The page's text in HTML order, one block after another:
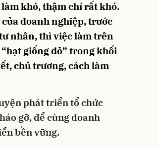
khó, thậm chí rất khó.
doanh nghiệp, trước
nhân, thì việc làm trên
giống đỏ” trong khối
chủ trương, cách làm
phát triển tổ chức
gỡ, để cùng doanh
bền vững.